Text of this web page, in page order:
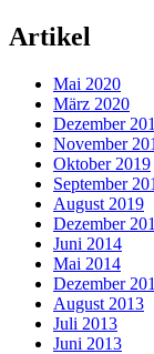
Artikel
Mai 2020
März 2020
Dezember
November
Oktober 2019
September
August 2019
Dezember
Juni 2014
Mai 2014
Dezember
August 2013
Juli 2013
Juni 2013